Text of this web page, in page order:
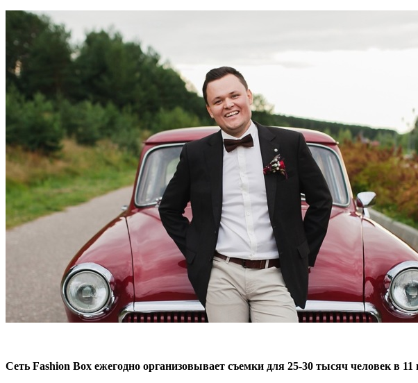
Сеть Fashion Box ежегодно организовывает съемки для 25-30 тысяч человек в